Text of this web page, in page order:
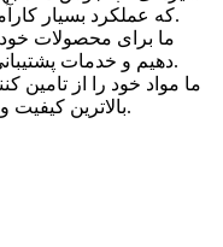
که عملکرد بسیار کارآمد و قابل اعتمادی را ارائه می دهد.
دهیم و خدمات پشتیبانی و نگهداری مداوم ارائه می دهیم.
بالاترین کیفیت و استانداردهای ایمنی تهیه می کنیم.